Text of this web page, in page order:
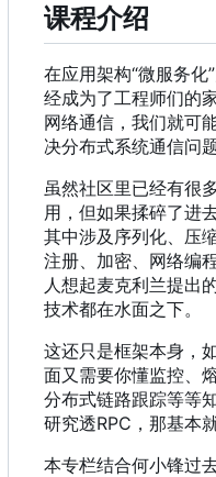
课程介绍
在应用架构“微服务化
经成为了工程师们的
网络通信，我们就可
决分布式系统通信问
虽然社区里已经有很
用 ， 但如果揉碎了进
其中涉及序列化、压
注册、加密、网络编
人想起麦克利兰提出
技术都在水面之下。
这还只是框架本身 ，
面又需要你懂监控、
分布式链路跟踪等等
研究透RPC ， 那基本
本专栏结合何小锋过